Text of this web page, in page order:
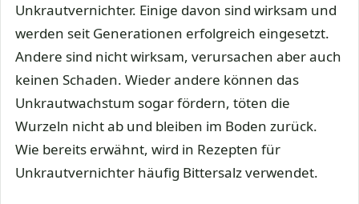
Unkrautvernichter. Einige davon sind wirksam und
werden seit Generationen erfolgreich eingesetzt.
Andere sind nicht wirksam, verursachen aber auch
keinen Schaden. Wieder andere können das
Unkrautwachstum sogar fördern, töten die
Wurzeln nicht ab und bleiben im Boden zurück.
Wie bereits erwähnt, wird in Rezepten für
Unkrautvernichter häufig Bittersalz verwendet.